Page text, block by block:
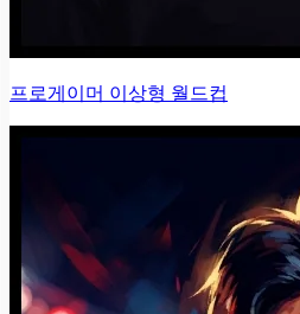
프로게이머 이상형 월드컵